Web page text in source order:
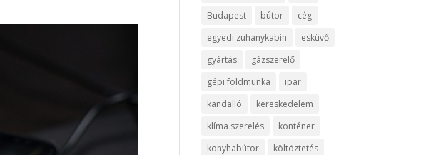
Budapest
bútor
cég
egyedi zuhanykabin
esküvő
gyártás
gázszerelő
gépi földmunka
ipar
kandalló
kereskedelem
klíma szerelés
konténer
konyhabútor
költöztetés